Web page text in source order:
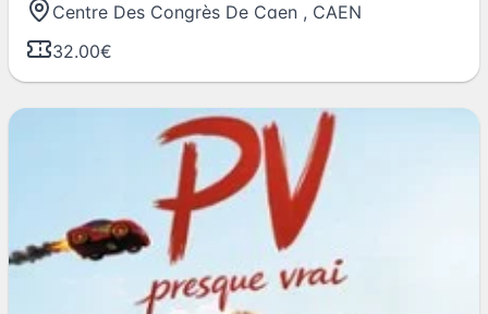
Centre Des Congrès De Caen , CAEN
32.00€